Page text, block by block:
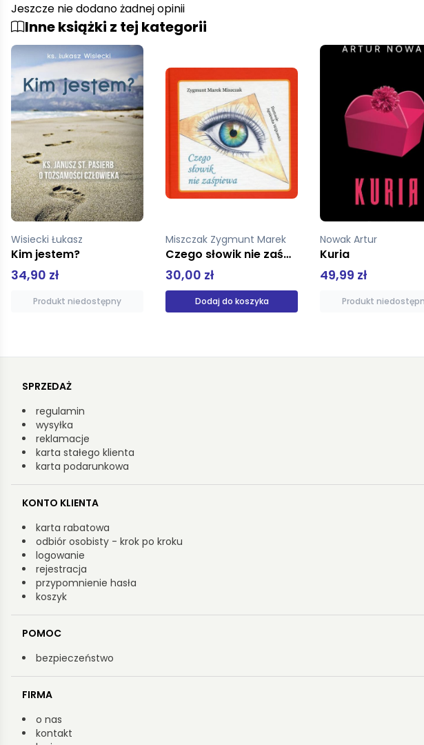
Jeszcze nie dodano żadnej opinii
Inne książki z tej kategorii
Miszczak Zygmunt Marek
30,00 zł
Dodaj do koszyka
Nowak Artur
Kuria
49,99 zł
Produkt niedostępny
Sri Edward
34,90 zł
Dodaj do koszyka
SPRZEDAŻ
regulamin
wysyłka
reklamacje
karta stałego klienta
karta podarunkowa
KONTO KLIENTA
karta rabatowa
odbiór osobisty - krok po kroku
logowanie
rejestracja
przypomnienie hasła
koszyk
POMOC
bezpieczeństwo
FIRMA
o nas
kontakt